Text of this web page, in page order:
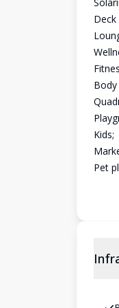
Deck
Body
Kids;
Pet